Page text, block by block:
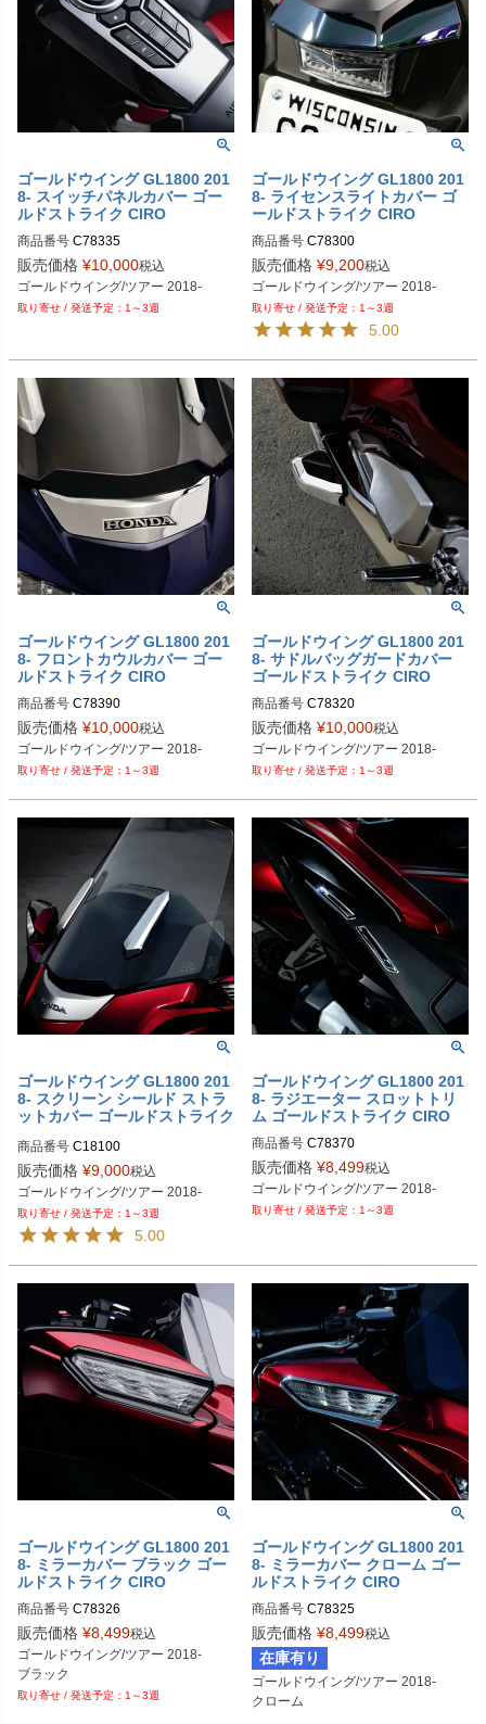
ゴールドウイング GL1800 201
8- スイッチパネルカバー ゴー
ルドストライク CIRO
商品番号 C78335
販売価格 ¥10,000税込
ゴールドウイング/ツアー 2018-
1～3週
ゴールドウイング GL1800 201
8- ライセンスライトカバー ゴ
ールドストライク CIRO
商品番号 C78300
販売価格 ¥9,200税込
ゴールドウイング/ツアー 2018-
1～3週
5.00
ゴールドウイング GL1800 201
8- フロントカウルカバー ゴー
ルドストライク CIRO
商品番号 C78390
販売価格 ¥10,000税込
ゴールドウイング/ツアー 2018-
1～3週
ゴールドウイング GL1800 201
8- サドルバッグガードカバー
ゴールドストライク CIRO
商品番号 C78320
販売価格 ¥10,000税込
ゴールドウイング/ツアー 2018-
1～3週
ゴールドウイング GL1800 201
8- スクリーン シールド ストラ
ットカバー ゴールドストライク
商品番号 C18100
販売価格 ¥9,000税込
ゴールドウイング/ツアー 2018-
1～3週
5.00
ゴールドウイング GL1800 201
8- ラジエーター スロットトリ
ム ゴールドストライク CIRO
商品番号 C78370
販売価格 ¥8,499税込
ゴールドウイング/ツアー 2018-
1～3週
ゴールドウイング GL1800 201
8- ミラーカバー ブラック ゴー
ルドストライク CIRO
商品番号 C78326
販売価格 ¥8,499税込
ゴールドウイング/ツアー 2018-
ブラック
1～3週
ゴールドウイング GL1800 201
8- ミラーカバー クローム ゴー
ルドストライク CIRO
商品番号 C78325
販売価格 ¥8,499税込
在庫有り
ゴールドウイング/ツアー 2018-
クローム